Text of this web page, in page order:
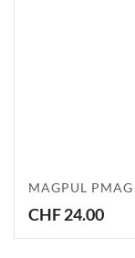
MAGPUL
CHF24.00